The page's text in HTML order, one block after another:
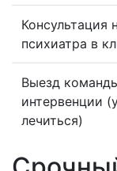
Консультация
психиатра в
Выезд
интервенции
лечиться)